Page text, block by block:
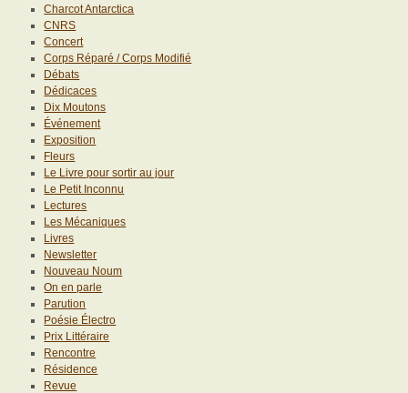
Charcot Antarctica
CNRS
Concert
Corps Réparé / Corps Modifié
Débats
Dédicaces
Dix Moutons
Événement
Exposition
Fleurs
Le Livre pour sortir au jour
Le Petit Inconnu
Lectures
Les Mécaniques
Livres
Newsletter
Nouveau Noum
On en parle
Parution
Poésie Électro
Prix Littéraire
Rencontre
Résidence
Revue